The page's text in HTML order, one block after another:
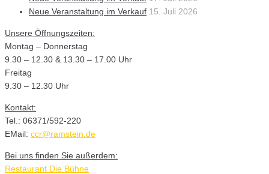
Neue Veranstaltung im Verkauf 15. Juli 2026
Unsere Öffnungszeiten:
Montag – Donnerstag
9.30 – 12.30 & 13.30 – 17.00 Uhr
Freitag
9.30 – 12.30 Uhr
Kontakt:
Tel.: 06371/592-220
EMail: ccr@ramstein.de
Bei uns finden Sie außerdem:
Restaurant Die Bühne